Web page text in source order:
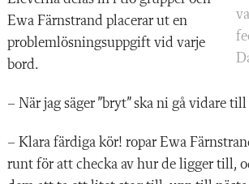
Ewa Färnstrand placerar ut en
problemlösningsuppgift vid varje
bord.
– När jag säger ”bryt” ska ni gå vidare
– Klara färdiga kör! ropar Ewa
runt för att checka av hur de ligger till,